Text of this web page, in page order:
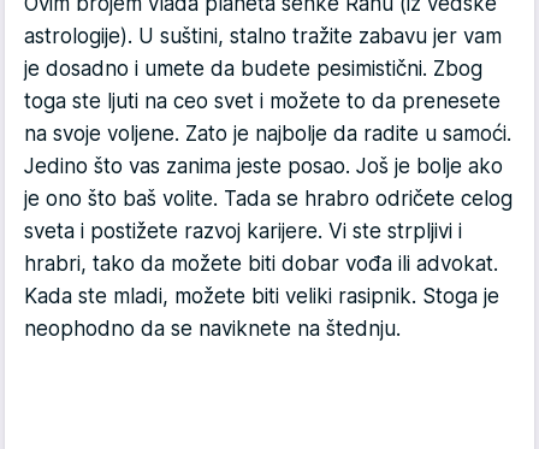
astrologije). U suštini, stalno tražite zabavu jer vam
je dosadno i umete da budete pesimistični. Zbog
toga ste ljuti na ceo svet i možete to da prenesete
na svoje voljene. Zato je najbolje da radite u samoći.
Jedino što vas zanima jeste posao. Još je bolje ako
je ono što baš volite. Tada se hrabro odričete celog
sveta i postižete razvoj karijere. Vi ste strpljivi i
hrabri, tako da možete biti dobar vođa ili advokat.
Kada ste mladi, možete biti veliki rasipnik. Stoga je
neophodno da se naviknete na štednju.